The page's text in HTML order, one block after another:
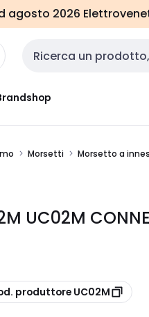
agosto 2026
Cerca input
Morsetti Morsetto a
UC02M
produttore UC02M